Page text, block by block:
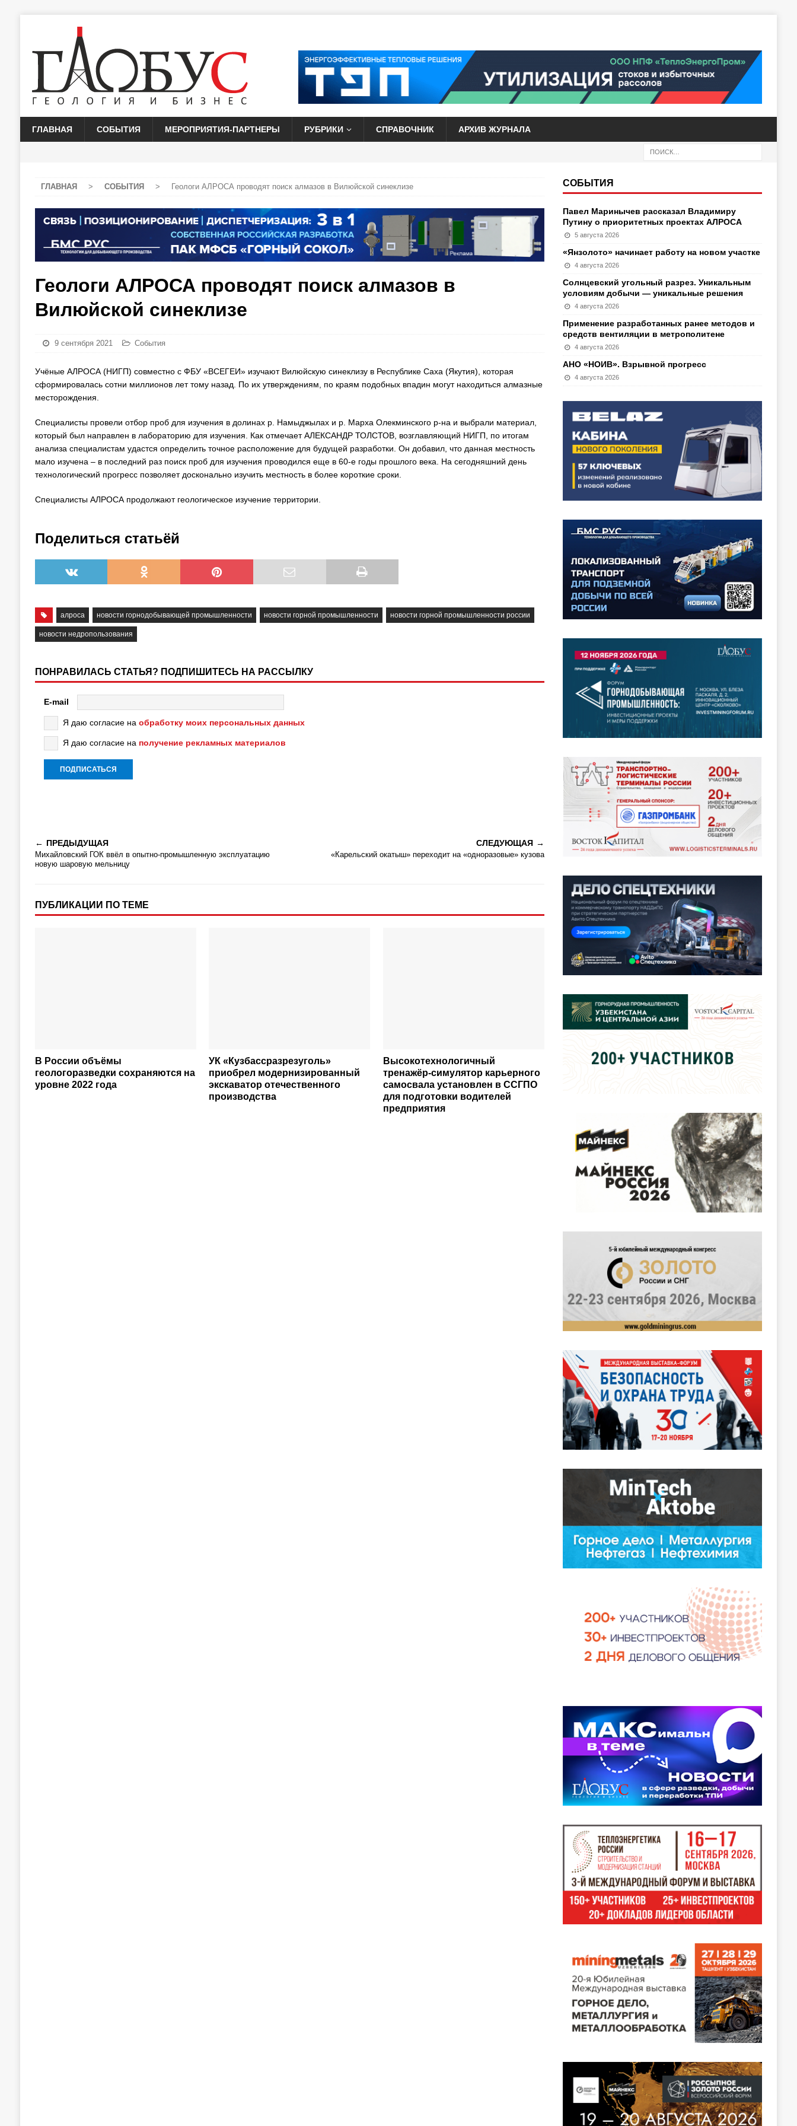
ГЛАВНАЯ СОБЫТИЯ МЕРОПРИЯТИЯ-ПАРТНЕРЫ РУБРИКИ СПРАВОЧНИК АРХИВ ЖУРНАЛА
ГЛАВНАЯ > СОБЫТИЯ > Геологи АЛРОСА проводят поиск алмазов в Вилюйской синеклизе
Геологи АЛРОСА проводят поиск алмазов в
Вилюйской синеклизе
9 сентября 2021 События
Учёные АЛРОСА (НИГП) совместно с ФБУ «ВСЕГЕИ» изучают Вилюйскую синеклизу в Республике Саха (Якутия), которая
сформировалась сотни миллионов лет тому назад. По их утверждениям, по краям подобных впадин могут находиться алмазные
месторождения.
Специалисты провели отбор проб для изучения в долинах р. Намыджылах и р. Марха Олекминского р-на и выбрали материал,
который был направлен в лабораторию для изучения. Как отмечает АЛЕКСАНДР ТОЛСТОВ, возглавляющий НИГП, по итогам
анализа специалистам удастся определить точное расположение для будущей разработки. Он добавил, что данная местность
мало изучена – в последний раз поиск проб для изучения проводился еще в 60-е годы прошлого века. На сегодняшний день
технологический прогресс позволяет досконально изучить местность в более короткие сроки.
Специалисты АЛРОСА продолжают геологическое изучение территории.
Поделиться статьёй
алроса новости горнодобывающей промышленности новости горной промышленности новости горной промышленности россии
новости недропользования
ПОНРАВИЛАСЬ СТАТЬЯ? ПОДПИШИТЕСЬ НА РАССЫЛКУ
E-mail
Я даю согласие на обработку моих персональных данных
Я даю согласие на получение рекламных материалов
ПРЕДЫДУЩАЯ
Михайловский ГОК ввёл в опытно-промышленную эксплуатацию
новую шаровую мельницу
СЛЕДУЮЩАЯ
«Карельский окатыш» переходит на «одноразовые» кузова
ПУБЛИКАЦИИ ПО ТЕМЕ
В России объёмы
геологоразведки сохраняются на
уровне 2022 года
УК «Кузбассразрезуголь»
приобрел модернизированный
экскаватор отечественного
производства
Высокотехнологичный
тренажёр-симулятор карьерного
самосвала установлен в ССГПО
для подготовки водителей
предприятия
СОБЫТИЯ
Павел Маринычев рассказал Владимиру
Путину о приоритетных проектах АЛРОСА
5 августа 2026
«Янзолото» начинает работу на новом участке
4 августа 2026
Солнцевский угольный разрез. Уникальным
условиям добычи — уникальные решения
4 августа 2026
Применение разработанных ранее методов и
средств вентиляции в метрополитене
4 августа 2026
АНО «НОИВ». Взрывной прогресс
4 августа 2026